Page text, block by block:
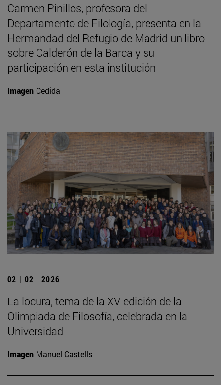
Carmen Pinillos, profesora del
Departamento de Filología, presenta en la
Hermandad del Refugio de Madrid un libro
sobre Calderón de la Barca y su
participación en esta institución
Imagen Cedida
02 | 02 | 2026
La locura, tema de la XV edición de la
Olimpiada de Filosofía, celebrada en la
Universidad
Imagen Manuel Castells